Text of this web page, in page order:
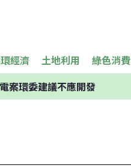
經濟 土地利用 綠色消費
案環委建議不應開發